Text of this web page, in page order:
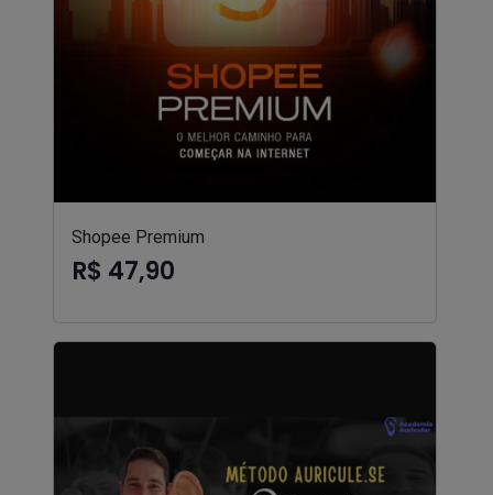
Shopee Premium
R$ 47,90